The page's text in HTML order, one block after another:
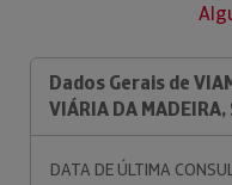
Dados Gerais de
VIÁRIA DA MADEIRA,
DATA DE ÚLTIMA